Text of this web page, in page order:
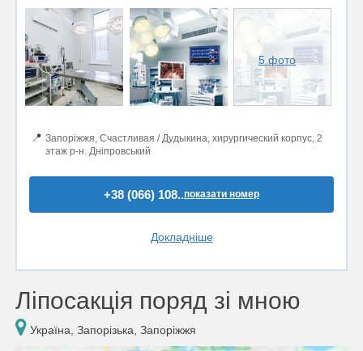
5 фото
📍 Запоріжжя, Счастливая / Дудыкина, хирургический корпус, 2
этаж р-н. Дніпровський
+38 (066) 108..показати номер
Докладніше
Ліпосакція поряд зі мною
Україна, Запорізька, Запоріжжя